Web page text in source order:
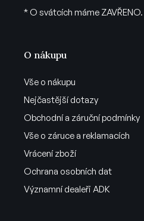
O nákupu
Vše o nákupu
Nejčastější dotazy
Obchodní a záruční podmínky
Vše o záruce a reklamacích
Vrácení zboží
Ochrana osobních dat
Významní dealeři ADK
* O svátcích máme